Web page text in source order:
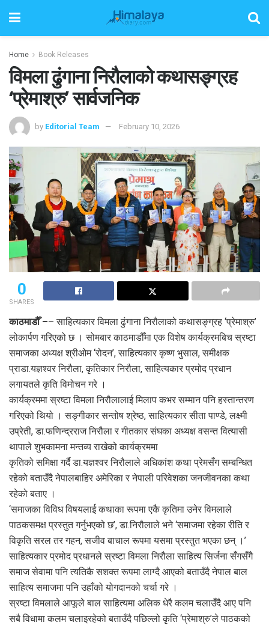
Home Book Releases
विमला ढुंगाना निरौलाको कथासङ्ग्रह
‘प्रेमाश्रु’ सार्वजनिक
by Editorial Team February 10, 2026
0
SHARES
काठमाडौँ –– साहित्यकार विमला ढुंगाना निरौलाको कथासङ्ग्रह ‘प्रेमाश्रु’
लोकार्पण गरिएको छ । सोमबार काठमाडौँमा एक विशेष कार्यक्रमबिच स्रष्टा
समाजका अध्यक्ष श्रीओम ‘रोदन’, साहित्यकार कृष्ण भुसाल, समीक्षक
प्राडा.यज्ञश्वर निरौला, कृतिकार निरौला, साहित्यकार प्रमोद प्रधान
लगायतले कृति विमोचन गरे ।
कार्यक्रममा स्रष्टा विमला निरौलालाई मिलाप कभर सम्मान पनि हस्तान्तरण
गरिएको थियो । सङ्गीकार सन्तोष श्रेष्ठ, साहित्यकार सीता पाण्डे, लक्ष्मी
उप्रेती, डा.फणिन्द्रराज निरौला र गीतकार संघका अध्यक्ष वसन्त वित्यासी
थापाले शुभकामना मन्तव्य राखेको कार्यक्रममा
कृतिको समिक्षा गर्दै डा.यज्ञश्वर निरौलाले अधिकांश कथा प्रेमसँग सम्बन्धित
रहेको बताउँदै नेपालबाहिर अमेरिका र नेपाली परिवेशका जनजीवनका कथा
रहेको बताए ।
‘समाजका विविध विषयलाई कथाका रूपमा एकै कृतिमा उनेर विमलाले
पाठकसमक्ष प्रस्तुत गर्नुभएको छ’, डा.निरौलाले भने ‘समाजमा रहेका रीति र
विकृति सरल तर गहन, सजीव बाचाल रूपमा यसमा प्रस्तुत भएका छन् ।’
साहित्यकार प्रमोद प्रधानले स्रष्टा विमला निरौला साहित्य सिर्जना सँगसँगै
समाज सेवामा पनि त्यतिकै सशक्त रूपमा लाग्दै आएको बताउँदै नेपाल बाल
साहित्य समाजमा पनि उहाँको योगदानको चर्चा गरे ।
स्रष्टा विमलाले आफूले बाल साहित्यमा अलिक धेरै कलम चलाउँदै आए पनि
सबै विधामा कलम चलाइरहेको बताउँदै पछिल्लो कृति ‘प्रेमाश्रु’ले पाठकको